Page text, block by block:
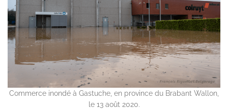
Commerce inondé à Gastuche, en province du Brabant Wallon,
le 13 août 2020.